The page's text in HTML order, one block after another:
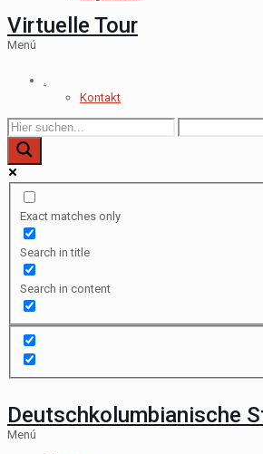
Virtuelle Tour
Menú
.
Kontakt
Exact matches only
Search in title
Search in content
Deutschkolumbianische
Menú